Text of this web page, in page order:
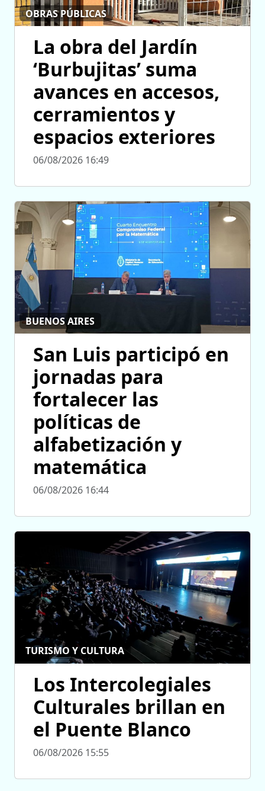
OBRAS PÚBLICAS
La obra del Jardín
‘Burbujitas’ suma
avances en accesos,
cerramientos y
espacios exteriores
06/08/2026 16:49
BUENOS AIRES
San Luis participó en
jornadas para
fortalecer las
políticas de
alfabetización y
matemática
06/08/2026 16:44
TURISMO Y CULTURA
Los Intercolegiales
Culturales brillan en
el Puente Blanco
06/08/2026 15:55